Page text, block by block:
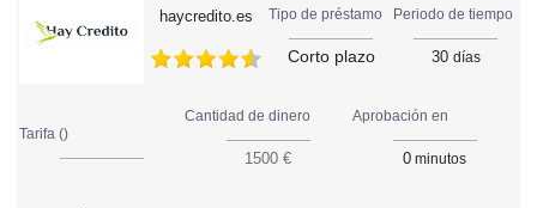
haycredito.es Tipo de préstamo
Corto plazo
Periodo de tiempo
30 días
Tarifa ()
Cantidad de dinero
1500 €
Aprobación en
0 minutos